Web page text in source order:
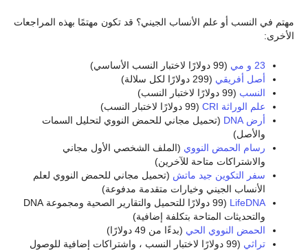
مهتم في النسب أو علم الأنساب الجيني؟ قد تكون مهتمًا بهذه المراجعات
الأخرى:
23 و مي
(99 دولارًا لاختبار النسب الأساسي)
أصل أفريقي (299 دولارًا لكل سلالة)
النسب (99 دولارًا لاختبار النسب)
علم الوراثة CRI
(99 دولارًا لاختبار النسب)
أرض DNA
(تحميل مجاني للحمض النووي لتحليل السمات
والأصل)
رسام الحمض النووي (الملف الشخصي الأول مجاني
والاشتراكات متاحة للآخرين)
سفر التكوين جيد ماتش (تحميل مجاني للحمض النووي لعلم
الأنساب الجيني وخيارات متقدمة مدفوعة)
LifeDNA
(99 دولارًا للتحميل والتقارير الصحية ومجموعة DNA
والتحديثات المتاحة بتكلفة إضافية)
الحمض النووي الحي (بدءًا من 49 دولارًا)
تراثي
(99 دولارًا لاختبار النسب ، واشتراكات إضافية للوصول